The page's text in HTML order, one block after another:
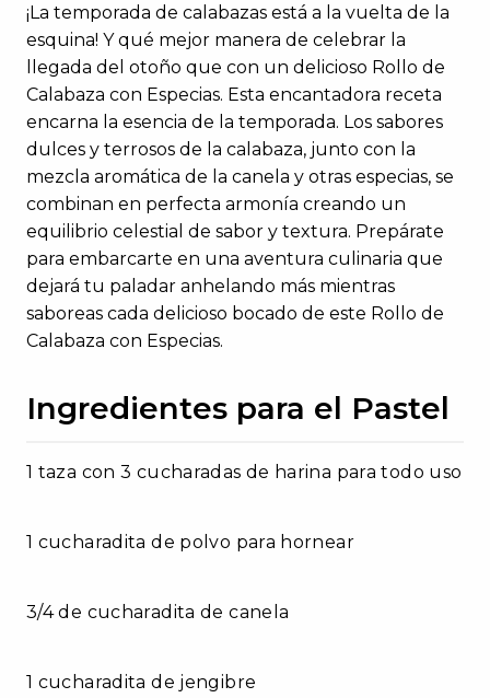
¡La temporada de calabazas está a la vuelta de la
esquina! Y qué mejor manera de celebrar la
llegada del otoño que con un delicioso Rollo de
Calabaza con Especias. Esta encantadora receta
encarna la esencia de la temporada. Los sabores
dulces y terrosos de la calabaza, junto con la
mezcla aromática de la canela y otras especias, se
combinan en perfecta armonía creando un
equilibrio celestial de sabor y textura. Prepárate
para embarcarte en una aventura culinaria que
dejará tu paladar anhelando más mientras
saboreas cada delicioso bocado de este Rollo de
Calabaza con Especias.
Ingredientes para el Pastel
1 taza con 3 cucharadas de harina para todo uso
1 cucharadita de polvo para hornear
3/4 de cucharadita de canela
1 cucharadita de jengibre